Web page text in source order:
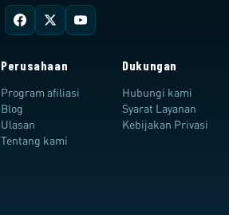
Perusahaan
Program afiliasi
Blog
Ulasan
Tentang kami
Dukungan
Hubungi kami
Syarat Layanan
Kebijakan Privasi